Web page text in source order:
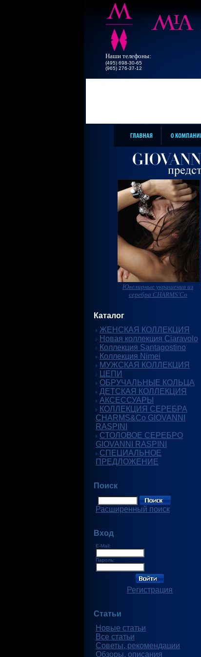
Наши телефоны:
(495) 698-30-65
(965) 276-37-12
Ювелирные украшения из
серебра CHARMS'Co
Каталог
ЖЕНСКАЯ КОЛЛЕКЦИЯ
Новая коллекция Ciaravolo
Коллекция Santagostino
Коллекция Nimei
МУЖСКАЯ КОЛЛЕКЦИЯ
ЦЕПИ
ОБРУЧАЛЬНЫЕ КОЛЬЦА
ДЕТСКАЯ КОЛЛЕКЦИЯ
АКСЕССУАРЫ
КОЛЛЕКЦИЯ СЕРЕБРА
CHARMS&Co GIOVANNI
RASPINI
СТОЛОВОЕ СЕРЕБРО
GIOVANNI RASPINI
СПЕЦИАЛЬНОЕ
ПРЕДЛОЖЕНИЕ
Поиск
Расширенный поиск
Вход
E-Mail:
Пароль:
Регистрация
Статьи
Новые статьи
Все статьи
Советы, рекомендации
Обзоры, описания